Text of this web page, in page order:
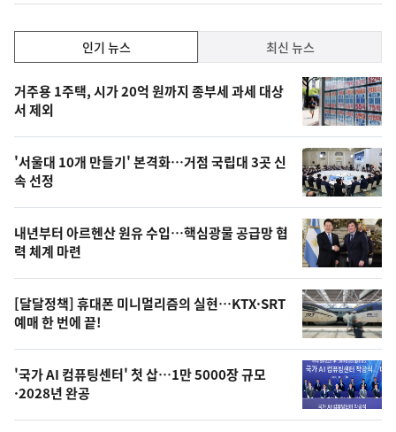
하
락
기,
최
신,
오
늘
의
영
상
오
늘
의
사
진
인기 뉴스 최신 뉴스
기
뉴
스
거주용 1주택, 시가 20억 원까지 종부세 과세 대상
서 제외
'서울대 10개 만들기' 본격화…거점 국립대 3곳 신
속 선정
내년부터 아르헨산 원유 수입…핵심광물 공급망 협
력 체계 마련
[달달정책] 휴대폰 미니멀리즘의 실현…KTX·SRT
예매 한 번에 끝!
'국가 AI 컴퓨팅센터' 첫 삽…1만 5000장 규모
·2028년 완공